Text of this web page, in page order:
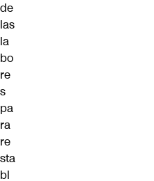
de
las
la
bo
re
s
pa
ra
re
sta
bl